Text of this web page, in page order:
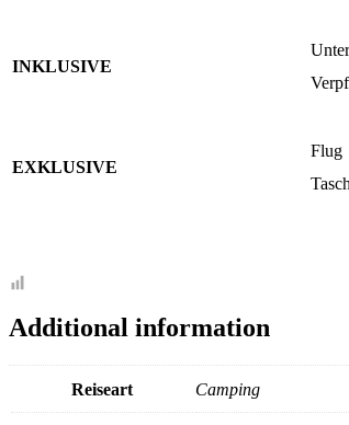
INKLUSIVE
EXKLUSIVE
Flug
Additional information
Reiseart Camping